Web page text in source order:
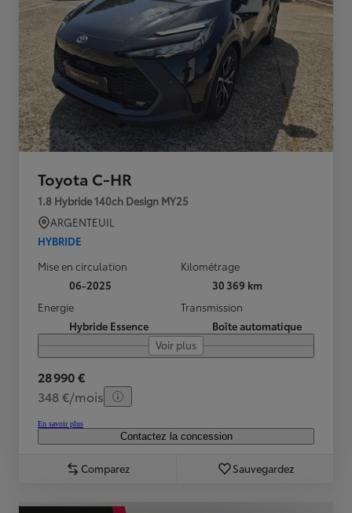
Toyota C-HR
1.8 Hybride 140ch Design MY25
ARGENTEUIL
HYBRIDE
Mise en circulation
06-2025
Kilométrage
30 369 km
Energie
Hybride Essence
Transmission
Boîte automatique
Voir plus
28 990 €
348 €/mois
En savoir plus
Contactez la concession
Comparez Sauvegardez